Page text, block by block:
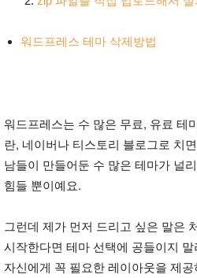
워드프레스 테마 삭제방법
워드프레스는 수 많은 무료, 유료 테
란, 네이버나 티스토리 블로그로 치
남들이 만들어둔 수 많은 테마가 널
힘들 뿐이예요.
그런데 제가 먼저 드리고 싶은 말은
시작한다면 테마 선택에 공들이지
자신에게 꼭 필요한 레이아웃을 제